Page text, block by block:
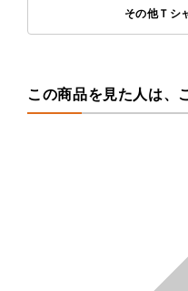
その他Ｔシ
この商品を見た人は、